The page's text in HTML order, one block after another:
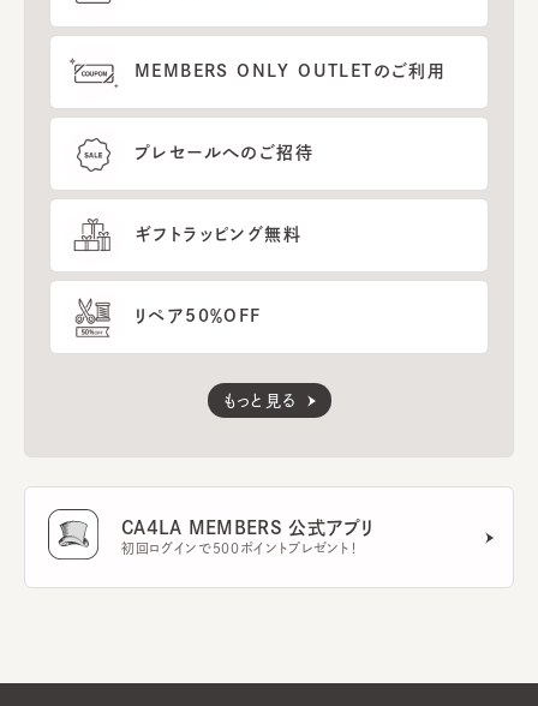
MEMBERS ONLY OUTLETのご利用
プレセールへのご招待
ギフトラッピング無料
リペア50％OFF
もっと見る
CA4LA MEMBERS 公式アプリ
初回ログインで500ポイントプレゼント！